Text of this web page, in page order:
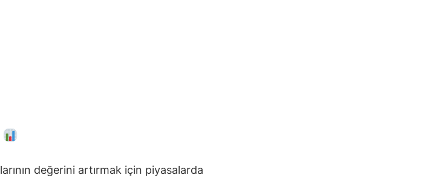
değerini artırmak için piyasalarda